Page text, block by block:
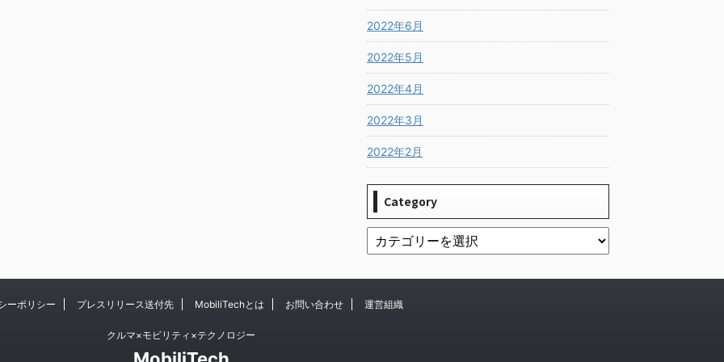
2022年6月
2022年5月
2022年4月
2022年3月
2022年2月
Category
ーポリシー プレスリリース送付先 MobiliTechとは お問い合わせ 運営組織
クルマ×モビリティ×テクノロジー